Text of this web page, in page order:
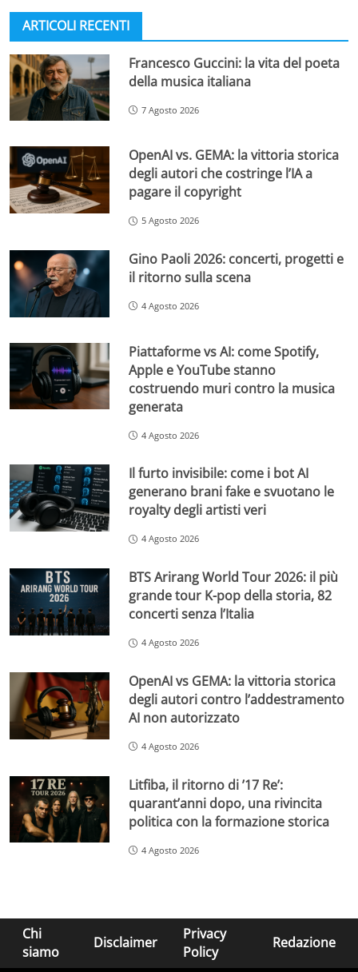
ARTICOLI RECENTI
Francesco Guccini: la vita del poeta
della musica italiana
7 Agosto 2026
OpenAI vs. GEMA: la vittoria storica
degli autori che costringe l’IA a
pagare il copyright
5 Agosto 2026
Gino Paoli 2026: concerti, progetti e
il ritorno sulla scena
4 Agosto 2026
Piattaforme vs AI: come Spotify,
Apple e YouTube stanno
costruendo muri contro la musica
generata
4 Agosto 2026
Il furto invisibile: come i bot AI
generano brani fake e svuotano le
royalty degli artisti veri
4 Agosto 2026
BTS Arirang World Tour 2026: il più
grande tour K-pop della storia, 82
concerti senza l’Italia
4 Agosto 2026
OpenAI vs GEMA: la vittoria storica
degli autori contro l’addestramento
AI non autorizzato
4 Agosto 2026
Litfiba, il ritorno di ’17 Re’:
quarant’anni dopo, una rivincita
politica con la formazione storica
4 Agosto 2026
Chi
siamo
Disclaimer
Privacy
Policy
Redazione